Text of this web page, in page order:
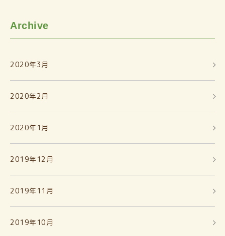
Archive
2020年3月
2020年2月
2020年1月
2019年12月
2019年11月
2019年10月